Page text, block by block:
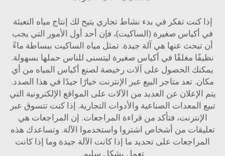
كنت تفكر في بدء نشاط تجاري يتيح لك إنتاج مياه التعبئة
صغيرة (الساكيت)، فإن أحد أول الأمور التي يجب
عنها هي آلة جيدة. تمثل مياه الساكيت ببساطة ماءً
مغلقًا في أكياس صغيرة ليتسنى للناس حملها بسهولة.
الحصول على آلات رخيصة لصنع أكياس المياه من أي
تعد متاجر البيع عبر الإنترنت خيارًا جيدًا في هذا الصدد.
عن العديد من الآلات على المواقع الإلكترونية التي
المعدات الصناعية والأدوات التجارية. إذا كنت تتسوق عبر
فتأكد من قراءة المراجعات. إن المراجعات هي
من أشخاص اشتروا واستخدموا الآلة. وتساعدك هذه
على تحديد ما إذا كانت الآلة جيدة وما إذا كانت
تعمل بشكل سليم.